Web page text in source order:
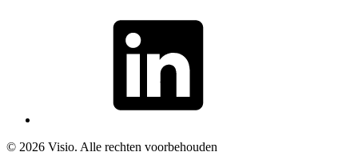
© 2026 Visio. Alle rechten voorbehouden